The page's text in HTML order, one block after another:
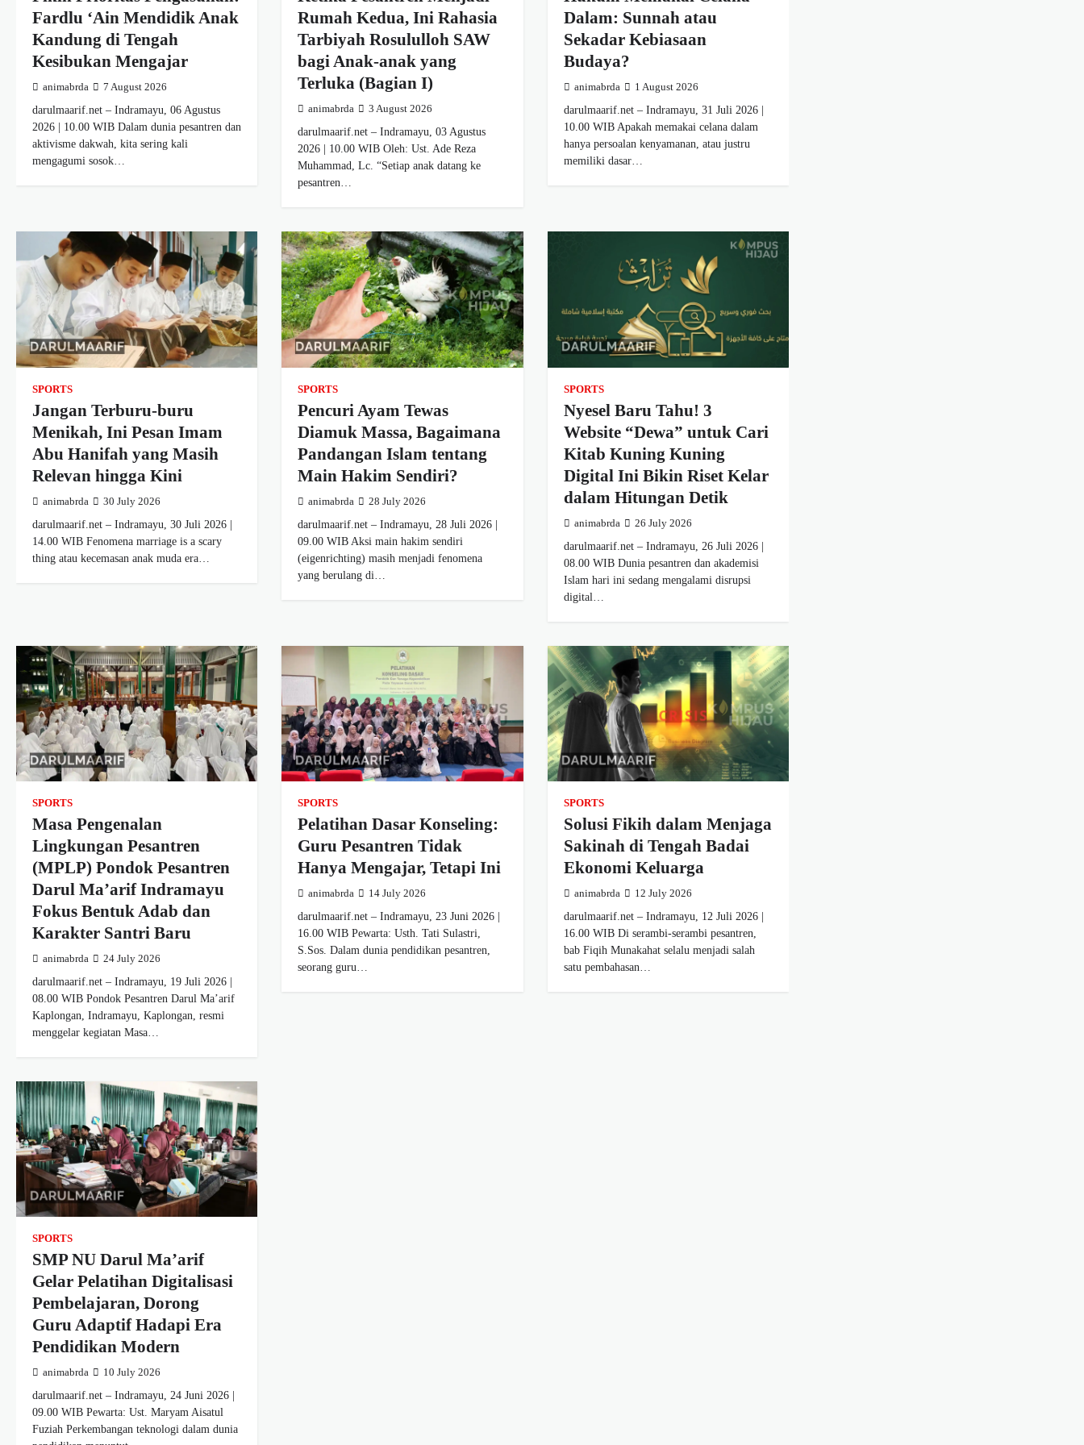
Fardlu ‘Ain Mendidik Anak
Kandung di Tengah
Kesibukan Mengajar
animabrda 7 August 2026
darulmaarif.net – Indramayu, 06 Agustus
2026 | 10.00 WIB Dalam dunia pesantren dan
aktivisme dakwah, kita sering kali
mengagumi sosok…
Rumah Kedua, Ini Rahasia
Tarbiyah Rosululloh SAW
bagi Anak-anak yang
Terluka (Bagian I)
animabrda 3 August 2026
darulmaarif.net – Indramayu, 03 Agustus
2026 | 10.00 WIB Oleh: Ust. Ade Reza
Muhammad, Lc. “Setiap anak datang ke
pesantren…
Dalam: Sunnah atau
Sekadar Kebiasaan
Budaya?
animabrda 1 August 2026
darulmaarif.net – Indramayu, 31 Juli 2026 |
10.00 WIB Apakah memakai celana dalam
hanya persoalan kenyamanan, atau justru
memiliki dasar…
SPORTS
Jangan Terburu-buru
Menikah, Ini Pesan Imam
Abu Hanifah yang Masih
Relevan hingga Kini
animabrda 30 July 2026
darulmaarif.net – Indramayu, 30 Juli 2026 |
14.00 WIB Fenomena marriage is a scary
thing atau kecemasan anak muda era…
SPORTS
Pencuri Ayam Tewas
Diamuk Massa, Bagaimana
Pandangan Islam tentang
Main Hakim Sendiri?
animabrda 28 July 2026
darulmaarif.net – Indramayu, 28 Juli 2026 |
09.00 WIB Aksi main hakim sendiri
(eigenrichting) masih menjadi fenomena
yang berulang di…
SPORTS
Nyesel Baru Tahu! 3
Website “Dewa” untuk Cari
Kitab Kuning Kuning
Digital Ini Bikin Riset Kelar
dalam Hitungan Detik
animabrda 26 July 2026
darulmaarif.net – Indramayu, 26 Juli 2026 |
08.00 WIB Dunia pesantren dan akademisi
Islam hari ini sedang mengalami disrupsi
digital…
SPORTS
Masa Pengenalan
Lingkungan Pesantren
(MPLP) Pondok Pesantren
Darul Ma’arif Indramayu
Fokus Bentuk Adab dan
Karakter Santri Baru
animabrda 24 July 2026
darulmaarif.net – Indramayu, 19 Juli 2026 |
08.00 WIB Pondok Pesantren Darul Ma’arif
Kaplongan, Indramayu, Kaplongan, resmi
menggelar kegiatan Masa…
SPORTS
Pelatihan Dasar Konseling:
Guru Pesantren Tidak
Hanya Mengajar, Tetapi Ini
animabrda 14 July 2026
darulmaarif.net – Indramayu, 23 Juni 2026 |
16.00 WIB Pewarta: Usth. Tati Sulastri,
S.Sos. Dalam dunia pendidikan pesantren,
seorang guru…
SPORTS
Solusi Fikih dalam Menjaga
Sakinah di Tengah Badai
Ekonomi Keluarga
animabrda 12 July 2026
darulmaarif.net – Indramayu, 12 Juli 2026 |
16.00 WIB Di serambi-serambi pesantren,
bab Fiqih Munakahat selalu menjadi salah
satu pembahasan…
SPORTS
SMP NU Darul Ma’arif
Gelar Pelatihan Digitalisasi
Pembelajaran, Dorong
Guru Adaptif Hadapi Era
Pendidikan Modern
animabrda 10 July 2026
darulmaarif.net – Indramayu, 24 Juni 2026 |
09.00 WIB Pewarta: Ust. Maryam Aisatul
Fuziah Perkembangan teknologi dalam dunia